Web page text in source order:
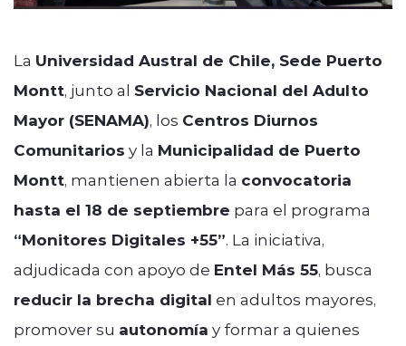
La Universidad Austral de Chile, Sede Puerto
Montt, junto al Servicio Nacional del Adulto
Mayor (SENAMA), los Centros Diurnos
Comunitarios y la Municipalidad de Puerto
Montt, mantienen abierta la convocatoria
hasta el 18 de septiembre para el programa
“Monitores Digitales +55”. La iniciativa,
adjudicada con apoyo de Entel Más 55, busca
reducir la brecha digital en adultos mayores,
promover su autonomía y formar a quienes